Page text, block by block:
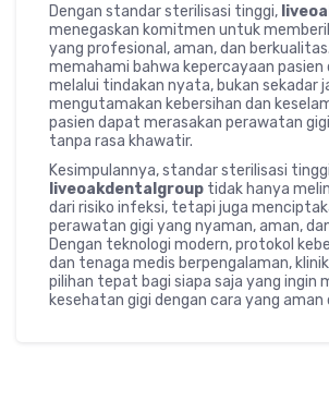
Dengan standar sterilisasi tinggi,
menegaskan komitmen untuk
yang profesional, aman, dan
memahami bahwa kepercayaan pasien
melalui tindakan nyata, bukan sekadar
mengutamakan kebersihan dan
pasien dapat merasakan perawatan
tanpa rasa khawatir.
Kesimpulannya, standar sterilisasi
liveoakdentalgroup tidak hanya
dari risiko infeksi, tetapi juga
perawatan gigi yang nyaman, aman,
Dengan teknologi modern, protokol
dan tenaga medis berpengalaman,
pilihan tepat bagi siapa saja yang ingin
kesehatan gigi dengan cara yang